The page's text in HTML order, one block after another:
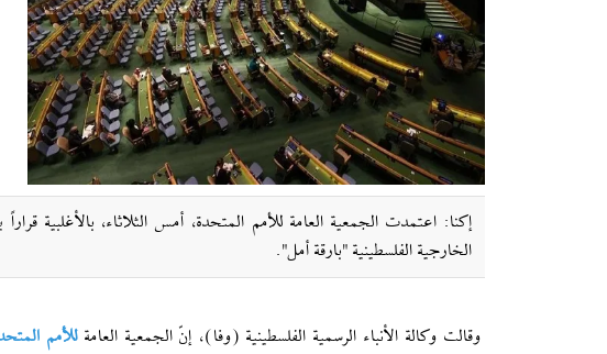
إکنا: اعتمدت الجمعية العامة للأمم المتحدة، أمس الثلاثاء، بالأغلبية
الخارجية الفلسطينية "بارقة أمل".
وقالت وكالة الأنباء الرسمية الفلسطينية (وفا)، إنّ الجمعية العامةللأمم